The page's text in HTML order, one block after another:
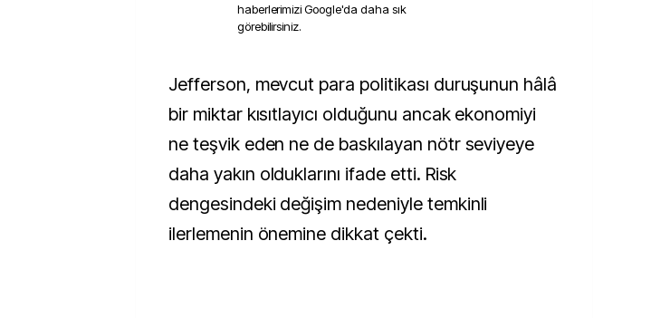
haberlerimizi Google'da daha sık
görebilirsiniz.
Jefferson, mevcut para politikası duruşunun hâlâ
bir miktar kısıtlayıcı olduğunu ancak ekonomiyi
ne teşvik eden ne de baskılayan nötr seviyeye
daha yakın olduklarını ifade etti. Risk
dengesindeki değişim nedeniyle temkinli
ilerlemenin önemine dikkat çekti.